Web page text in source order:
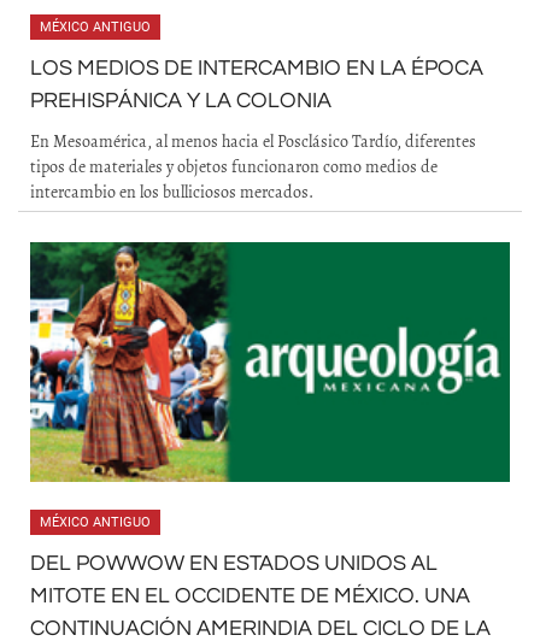
MÉXICO ANTIGUO
LOS MEDIOS DE INTERCAMBIO EN LA ÉPOCA
PREHISPÁNICA Y LA COLONIA
En Mesoamérica, al menos hacia el Posclásico Tardío, diferentes
tipos de materiales y objetos funcionaron como medios de
intercambio en los bulliciosos mercados.
MÉXICO ANTIGUO
DEL POWWOW EN ESTADOS UNIDOS AL
MITOTE EN EL OCCIDENTE DE MÉXICO. UNA
CONTINUACIÓN AMERINDIA DEL CICLO DE LA